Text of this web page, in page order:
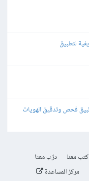
لتطبيق
فحص وتدقيق الهويات
معنا
درّب معنا
مركز المساعدة